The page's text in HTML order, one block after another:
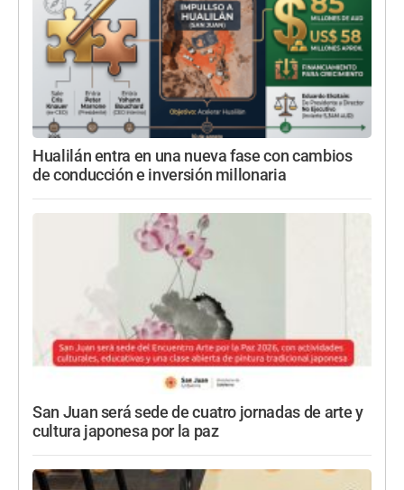
Hualilán entra en una nueva fase con cambios
de conducción e inversión millonaria
San Juan será sede de cuatro jornadas de arte y
cultura japonesa por la paz